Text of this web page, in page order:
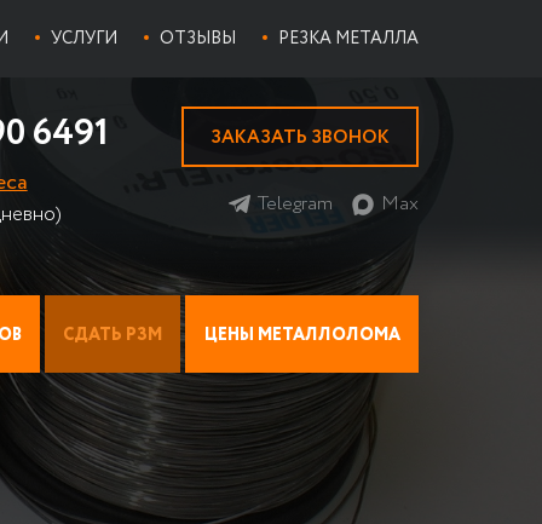
УСЛУГИ ОТЗЫВЫ РЕЗКА МЕТАЛЛА
6491 ЗАКАЗАТЬ ЗВОНОК
Telegram Max
НА МЕТАЛЛОЛОМ
МЕДНЫХ РАДИАТОРОВ
СДАТЬ РЗМ
ПРИЕМ ЛОМА ТИТАНА
Прием стружки титана
ПРИЕМ НИХРОМА НА ЛОМ
ПРИЕМ ОЛОВА
БАББИТ
Баббит Б-83
ЦЕНЫ МЕТАЛЛОЛОМА
ЦЕНЫ НА ЦВЕТМЕТ